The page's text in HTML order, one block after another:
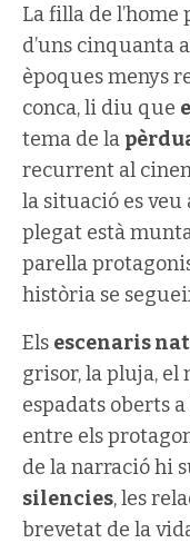
La filla de
d’uns cinquanta
èpoques menys
conca, li diu que
tema de la
recurrent al
la situació es veu
plegat està
parella
història se
Els escenaris
grisor, la pluja, el
espadats oberts
entre els
de la narració hi
silencies, les
brevetat de la